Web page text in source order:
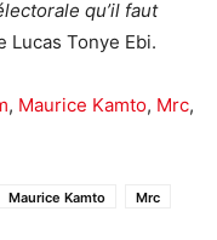
qu’il faut
Lucas Tonye Ebi.
, Maurice Kamto, Mrc,
Maurice Kamto
Mrc